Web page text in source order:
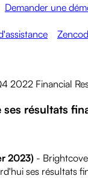
Demander une
2022 Financial
ses résultats
2023) -
ses résultats